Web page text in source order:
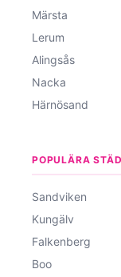
Märsta
Lerum
Alingsås
Nacka
Härnösand
POPULÄRA
Sandviken
Kungälv
Falkenberg
Boo